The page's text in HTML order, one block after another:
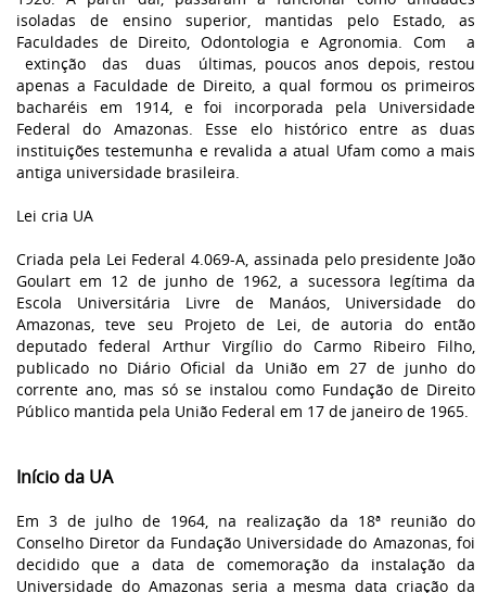
isoladas de ensino superior, mantidas pelo Estado, as
Faculdades de Direito, Odontologia e Agronomia. Com a
extinção das duas últimas, poucos anos depois, restou
apenas a Faculdade de Direito, a qual formou os primeiros
bacharéis em 1914, e foi incorporada pela Universidade
Federal do Amazonas. Esse elo histórico entre as duas
instituições testemunha e revalida a atual Ufam como a mais
antiga universidade brasileira.
Lei cria UA
Criada pela Lei Federal 4.069-A, assinada pelo presidente João
Goulart em 12 de junho de 1962, a sucessora legítima da
Escola Universitária Livre de Manáos, Universidade do
Amazonas, teve seu Projeto de Lei, de autoria do então
deputado federal Arthur Virgílio do Carmo Ribeiro Filho,
publicado no Diário Oficial da União em 27 de junho do
corrente ano, mas só se instalou como Fundação de Direito
Público mantida pela União Federal em 17 de janeiro de 1965.
Início da UA
Em 3 de julho de 1964, na realização da 18ª reunião do
Conselho Diretor da Fundação Universidade do Amazonas, foi
decidido que a data de comemoração da instalação da
Universidade do Amazonas seria a mesma data criação da